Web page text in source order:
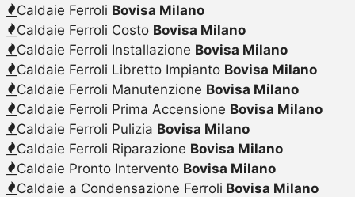
Caldaie Ferroli Bovisa Milano
Caldaie Ferroli Costo Bovisa Milano
Caldaie Ferroli Installazione Bovisa Milano
Caldaie Ferroli Libretto Impianto Bovisa Milano
Caldaie Ferroli Manutenzione Bovisa Milano
Caldaie Ferroli Prima Accensione Bovisa Milano
Caldaie Ferroli Pulizia Bovisa Milano
Caldaie Ferroli Riparazione Bovisa Milano
Caldaie Pronto Intervento Bovisa Milano
Caldaie a Condensazione Ferroli Bovisa Milano